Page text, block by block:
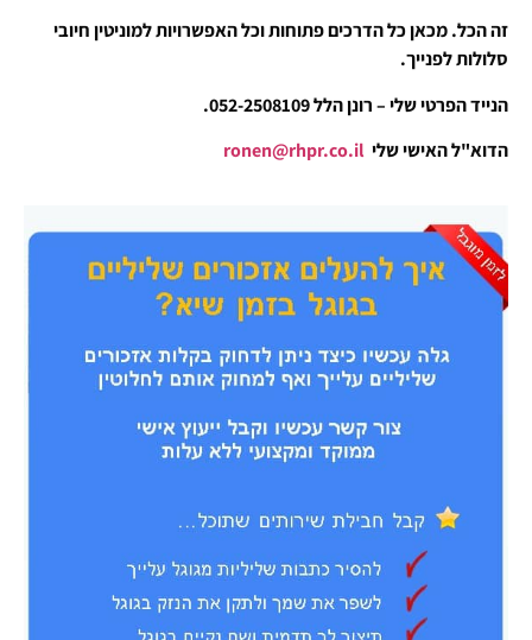
זה הכל. מכאן כל הדרכים פתוחות וכל האפשרויות למוניטין חיובי
סלולות לפנייך.
הנייד הפרטי שלי – רונן הלל 052-2508109.
הדוא"ל האישי שלי